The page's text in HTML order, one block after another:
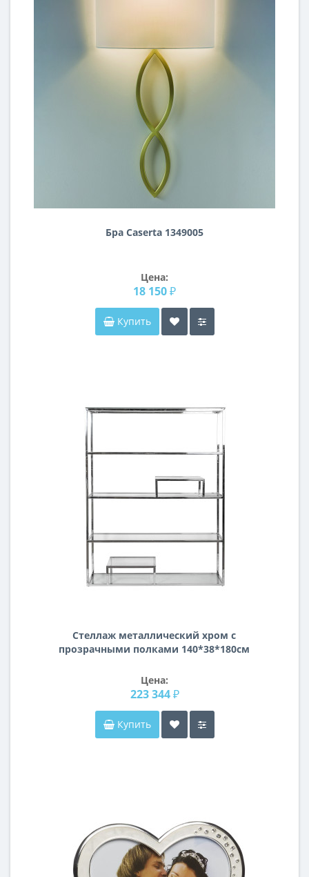
Бра Caserta 1349005
Цена:
18 150 ₽
Купить
Стеллаж металлический хром с
прозрачными полками 140*38*180см
Цена:
223 344 ₽
Купить